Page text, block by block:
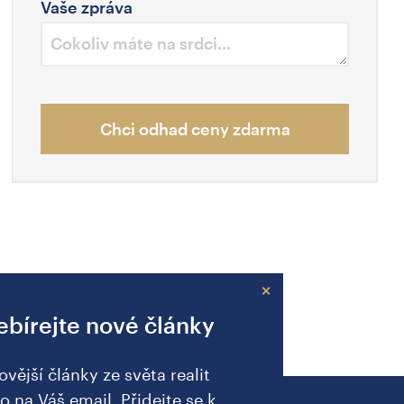
Vaše zpráva
Chci odhad ceny zdarma
×
nové články
články ze světa realit
na Váš email. Přidejte se k